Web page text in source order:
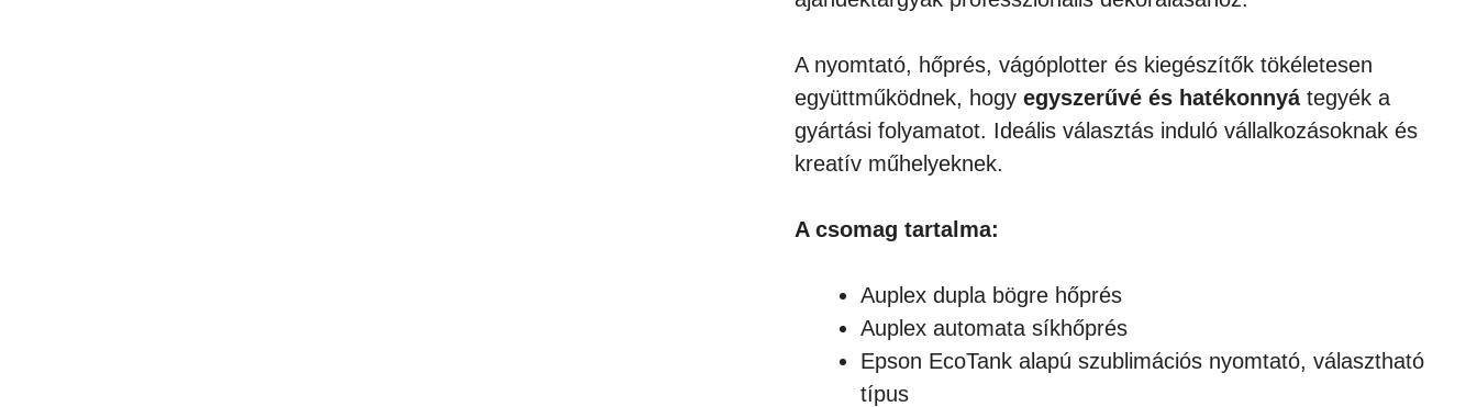
A nyomtató, hőprés, vágóplotter és kiegészítők tökéletesen
együttműködnek, hogy egyszerűvé és hatékonnyátegyék a
gyártási folyamatot. Ideális választás induló vállalkozásoknak és
kreatív műhelyeknek.
A csomag tartalma:
Auplex dupla bögre hőprés
Auplex automata síkhőprés
Epson EcoTank alapú szublimációs nyomtató, választható
típus